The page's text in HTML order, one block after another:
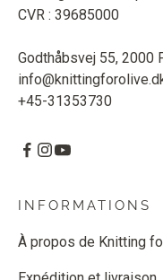
CVR : 39685000
Godthåbsvej 55, 2000
+45-31353730
INFORMATIONS
À propos de Knitting